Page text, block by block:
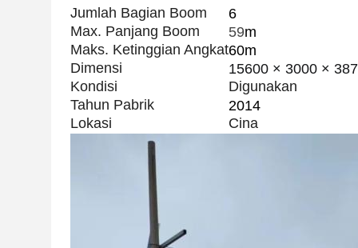
Jumlah Bagian Boom
6
Max. Panjang Boom
59m
Maks. Ketinggian Angkat60m
Dimensi
15600 × 3000 ×
Kondisi
Digunakan
Tahun Pabrik
2014
Lokasi
Cina